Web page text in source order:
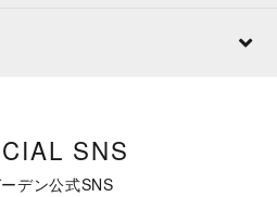
SNS
デン公式SNS